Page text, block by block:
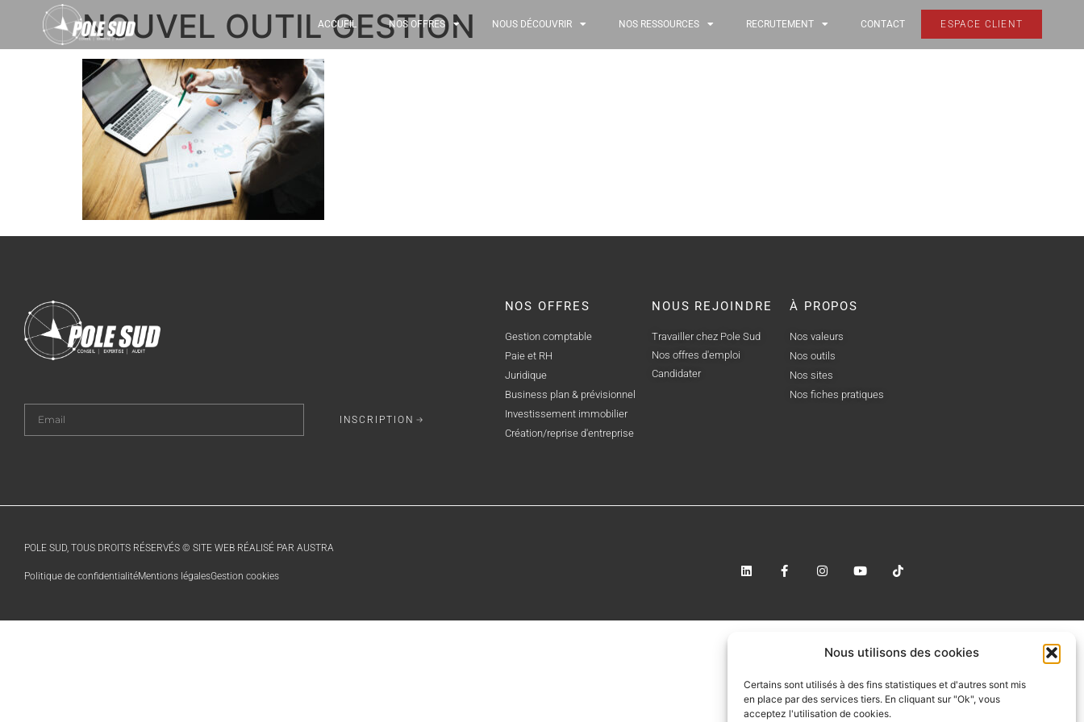
Nous utilisons des cookies
Certains sont utilisés à des fins statistiques et d'autres sont mis
en place par des services tiers. En cliquant sur "Ok", vous
acceptez l'utilisation de cookies.
ACCUEIL NOS OFFRES NOUS DÉCOUVRIR NOS RESSOURCES RECRUTEMENT CONTACT ESPACE CLIENT
NOUVEL OUTIL GESTION
INSCRIPTION
NOS OFFRES
Gestion comptable
Paie et RH
Juridique
Business plan & prévisionnel
Investissement immobilier
Création/reprise d'entreprise
NOUS REJOINDRE
Travailler chez Pole Sud
Nos offres d'emploi
Candidater
À PROPOS
Nos valeurs
Nos outils
Nos sites
Nos fiches pratiques
POLE SUD, TOUS DROITS RÉSERVÉS © SITE WEB RÉALISÉ PAR AUSTRA
Politique de confidentialitéMentions légalesGestion cookies